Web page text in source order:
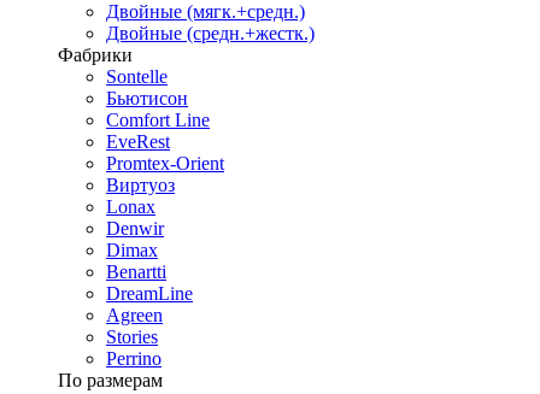
Двойные (мягк.+средн.)
Двойные (средн.+жестк.)
Фабрики
Sontelle
Бьютисон
Comfort Line
EveRest
Promtex-Orient
Виртуоз
Lonax
Denwir
Dimax
Benartti
DreamLine
Agreen
Stories
Perrino
По размерам